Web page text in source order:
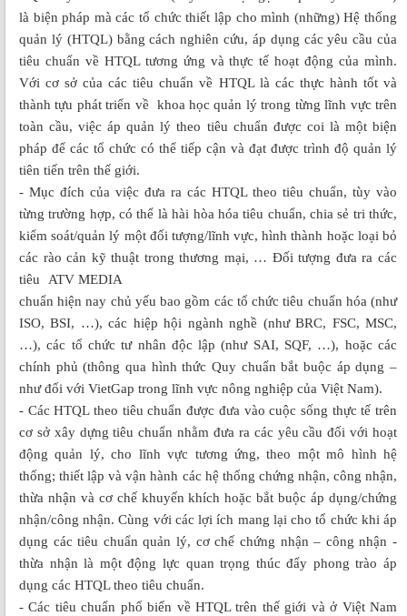
là biện pháp mà các tổ chức thiết lập cho mình (những) Hệ thống
quản lý (HTQL) bằng cách nghiên cứu, áp dụng các yêu cầu của
tiêu chuẩn về HTQL tương ứng và thực tế hoạt động của mình.
Với cơ sở của các tiêu chuẩn về HTQL là các thực hành tốt và
thành tựu phát triển về khoa học quản lý trong từng lĩnh vực trên
toàn cầu, việc áp quản lý theo tiêu chuẩn được coi là một biện
pháp để các tổ chức có thể tiếp cận và đạt được trình độ quản lý
tiên tiến trên thế giới.
- Mục đích của việc đưa ra các HTQL theo tiêu chuẩn, tùy vào
từng trường hợp, có thể là hài hòa hóa tiêu chuẩn, chia sẻ tri thức,
kiểm soát/quản lý một đối tượng/lĩnh vực, hình thành hoặc loại bỏ
các rào cản kỹ thuật trong thương mại, … Đối tượng đưa ra các
tiêu
ATV MEDIA
chuẩn hiện nay chủ yếu bao gồm các tổ chức tiêu chuẩn hóa (như
ISO, BSI, …), các hiệp hội ngành nghề (như BRC, FSC, MSC,
…), các tổ chức tư nhân độc lập (như SAI, SQF, …), hoặc các
chính phủ (thông qua hình thức Quy chuẩn bắt buộc áp dụng –
như đối với VietGap trong lĩnh vực nông nghiệp của Việt Nam).
- Các HTQL theo tiêu chuẩn được đưa vào cuộc sống thực tế trên
cơ sở xây dựng tiêu chuẩn nhằm đưa ra các yêu cầu đối với hoạt
động quản lý, cho lĩnh vực tương ứng, theo một mô hình hệ
thống; thiết lập và vận hành các hệ thống chứng nhận, công nhận,
thừa nhận và cơ chế khuyến khích hoặc bắt buộc áp dụng/chứng
nhận/công nhận. Cùng với các lợi ích mang lại cho tổ chức khi áp
dụng các tiêu chuẩn quản lý, cơ chế chứng nhận – công nhận -
thừa nhận là một động lực quan trọng thúc đẩy phong trào áp
dụng các HTQL theo tiêu chuẩn.
- Các tiêu chuẩn phổ biến về HTQL trên thế giới và ở Việt Nam